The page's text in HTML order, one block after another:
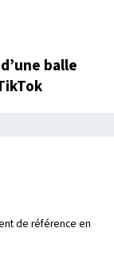
balle
de référence en